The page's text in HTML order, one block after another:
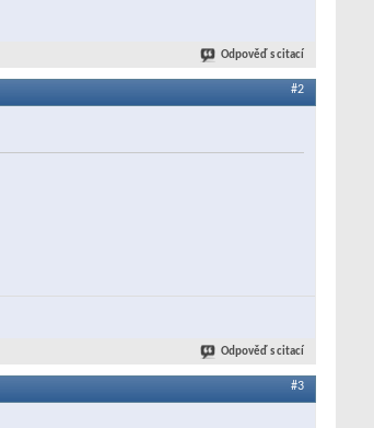
Odpověď s citací
#2
Odpověď s citací
#3